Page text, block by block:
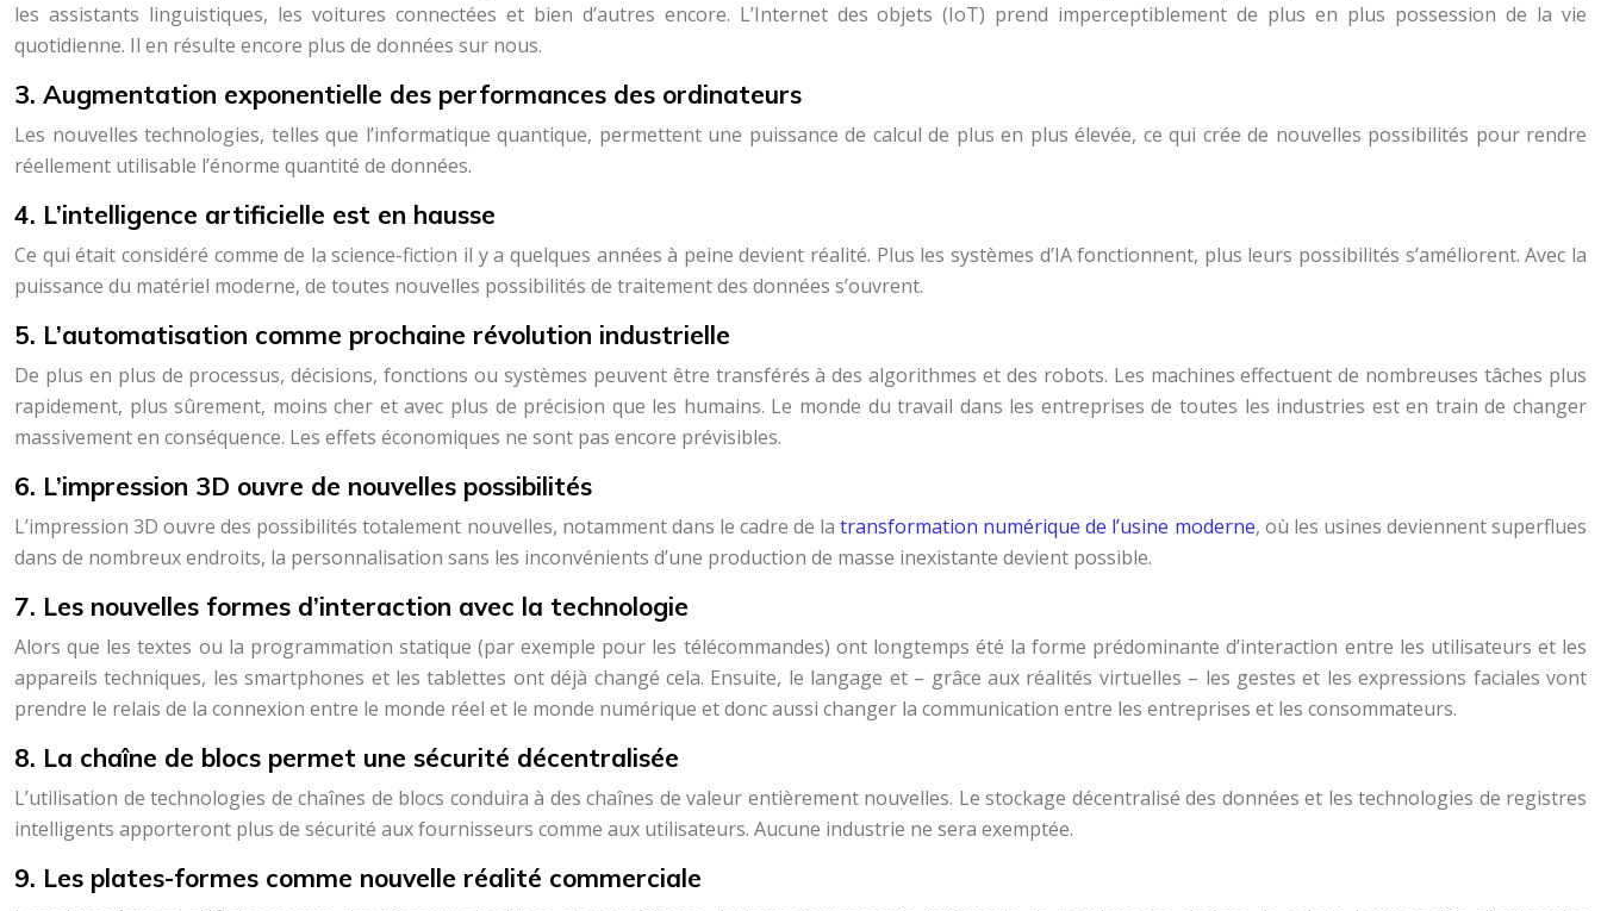
les assistants linguistiques, les voitures connectées et bien d’autres encore. L’Internet des objets (IoT) prend imperceptiblement de plus en plus possession de la vie
quotidienne. Il en résulte encore plus de données sur nous.
3. Augmentation exponentielle des performances des ordinateurs
Les nouvelles technologies, telles que l’informatique quantique, permettent une puissance de calcul de plus en plus élevée, ce qui crée de nouvelles possibilités pour rendre
réellement utilisable l’énorme quantité de données.
4. L’intelligence artificielle est en hausse
Ce qui était considéré comme de la science-fiction il y a quelques années à peine devient réalité. Plus les systèmes d’IA fonctionnent, plus leurs possibilités s’améliorent. Avec la
puissance du matériel moderne, de toutes nouvelles possibilités de traitement des données s’ouvrent.
5. L’automatisation comme prochaine révolution industrielle
De plus en plus de processus, décisions, fonctions ou systèmes peuvent être transférés à des algorithmes et des robots. Les machines effectuent de nombreuses tâches plus
rapidement, plus sûrement, moins cher et avec plus de précision que les humains. Le monde du travail dans les entreprises de toutes les industries est en train de changer
massivement en conséquence. Les effets économiques ne sont pas encore prévisibles.
6. L’impression 3D ouvre de nouvelles possibilités
L’impression 3D ouvre des possibilités totalement nouvelles, notamment dans le cadre de latransformation numérique de l’usine moderne, où les usines deviennent superflues
dans de nombreux endroits, la personnalisation sans les inconvénients d’une production de masse inexistante devient possible.
7. Les nouvelles formes d’interaction avec la technologie
Alors que les textes ou la programmation statique (par exemple pour les télécommandes) ont longtemps été la forme prédominante d’interaction entre les utilisateurs et les
appareils techniques, les smartphones et les tablettes ont déjà changé cela. Ensuite, le langage et – grâce aux réalités virtuelles – les gestes et les expressions faciales vont
prendre le relais de la connexion entre le monde réel et le monde numérique et donc aussi changer la communication entre les entreprises et les consommateurs.
8. La chaîne de blocs permet une sécurité décentralisée
L’utilisation de technologies de chaînes de blocs conduira à des chaînes de valeur entièrement nouvelles. Le stockage décentralisé des données et les technologies de registres
intelligents apporteront plus de sécurité aux fournisseurs comme aux utilisateurs. Aucune industrie ne sera exemptée.
9. Les plates-formes comme nouvelle réalité commerciale